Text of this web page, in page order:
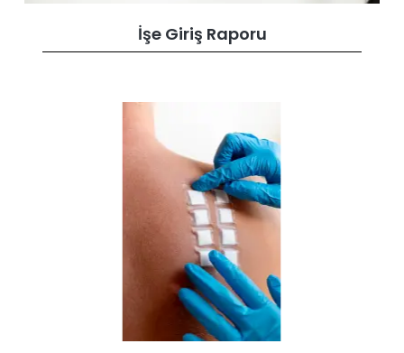
İşe Giriş Raporu